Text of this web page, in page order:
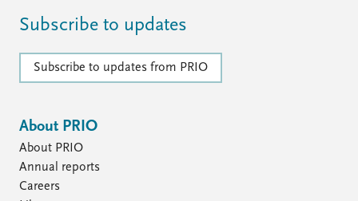
Subscribe to updates
Subscribe to updates from PRIO
About PRIO
About PRIO
Annual reports
Careers